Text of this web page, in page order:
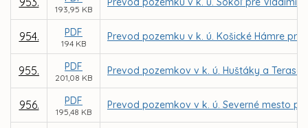
193,95 KB
954. PDF
194 KB
Prevod pozemku v k. ú. Košické Hámre
955. PDF
201,08 KB
Prevod pozemkov v k. ú. Huštáky a
956. PDF
195,48 KB
Prevod pozemkov v k. ú. Severné mesto